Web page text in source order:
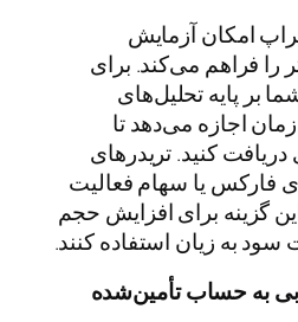
امکان آزمایش
را فراهم می‌کند. برای
بر پایه تحلیل‌های
اجازه می‌دهد تا
کنید. تریدرهای
فارکس یا سهام فعالیت
گزینه برای افزایش حجم
سود به زیان استفاده کنند.
به حساب تأمین‌شده